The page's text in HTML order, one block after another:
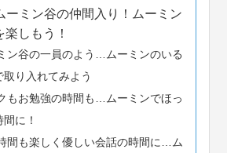
ーミン谷の仲間入り！ムーミン
しもう！
ン谷の一員のよう…ムーミンのいる
り入れてみよう
もお勉強の時間も…ムーミンでほっ
に！
間も楽しく優しい会話の時間に…ム